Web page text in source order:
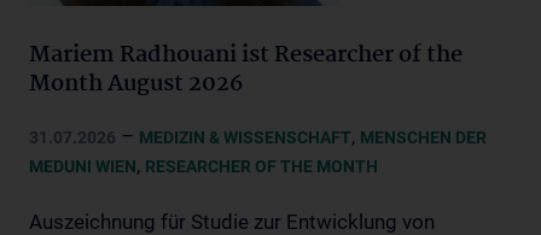
Mariem Radhouani ist Researcher of the
Month August 2026
31.07.2026 – MEDIZIN & WISSENSCHAFT, MENSCHEN DER
MEDUNI WIEN, RESEARCHER OF THE MONTH
Auszeichnung für Studie zur Entwicklung von